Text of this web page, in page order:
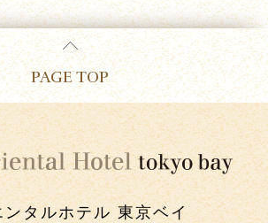
PAGE TOP
ンタルホテル 東京ベイ